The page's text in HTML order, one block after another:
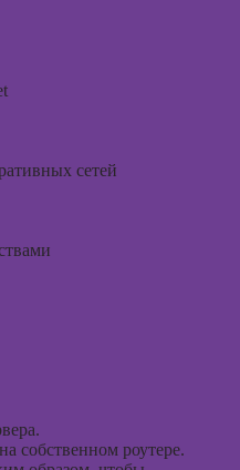
сетей
собственном роутере.